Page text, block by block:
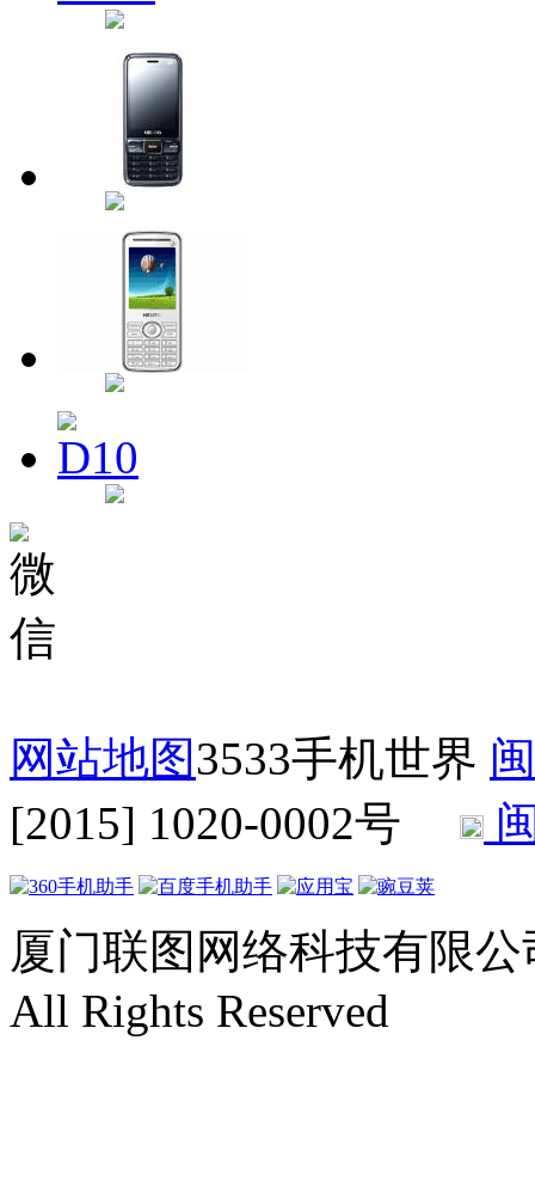
网站地图3533手机世界
[2015] 1020-0002号
厦门联图网络科技有限公
All Rights Reserved